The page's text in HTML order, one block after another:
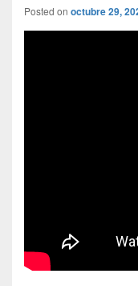
Posted on octubre 29,